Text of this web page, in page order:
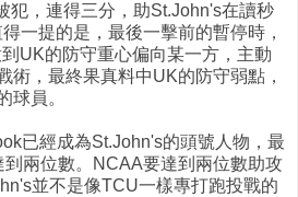
犯，連得三分，助St.John's在讀秒
一提的是，最後一擊前的暫停時，
UK的防守重心偏向某一方，主動
術，最終果真料中UK的防守弱點，
球員。
已經成為St.John's的頭號人物，最
兩位數。NCAA要達到兩位數助攻
並不是像TCU一樣專打跑投戰的